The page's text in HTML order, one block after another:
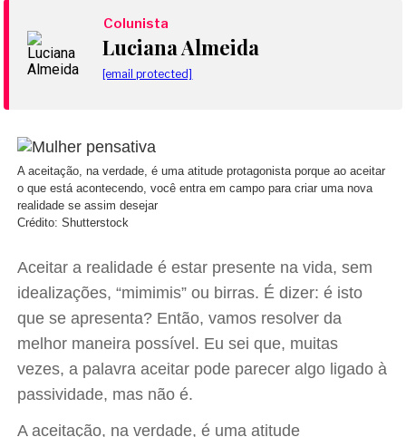
Colunista
Luciana Almeida
[email protected]
A aceitação, na verdade, é uma atitude protagonista porque ao aceitar
o que está acontecendo, você entra em campo para criar uma nova
realidade se assim desejar
Crédito: Shutterstock
Aceitar a realidade é estar presente na vida, sem
idealizações, “mimimis” ou birras. É dizer: é isto
que se apresenta? Então, vamos resolver da
melhor maneira possível. Eu sei que, muitas
vezes, a palavra aceitar pode parecer algo ligado à
passividade, mas não é.
A aceitação, na verdade, é uma atitude